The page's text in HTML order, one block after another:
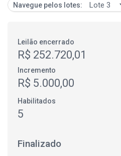
Navegue pelos lotes:
Leilão encerrado
R$ 252.720,01
Incremento
R$ 5.000,00
Habilitados
5
Finalizado